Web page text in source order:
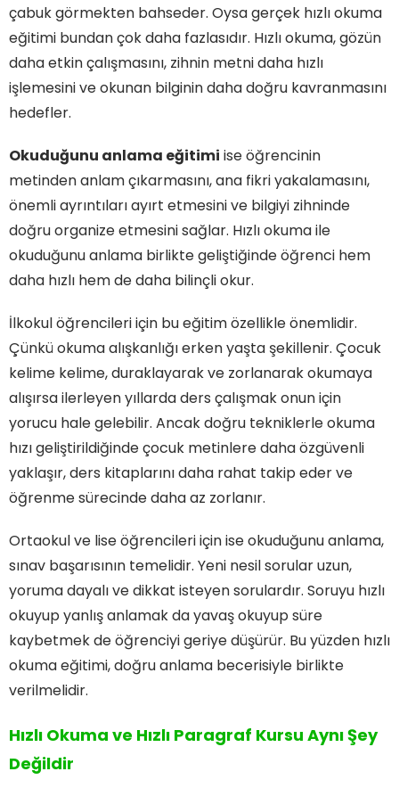
çabuk görmekten bahseder. Oysa gerçek hızlı okuma
eğitimi bundan çok daha fazlasıdır. Hızlı okuma, gözün
daha etkin çalışmasını, zihnin metni daha hızlı
işlemesini ve okunan bilginin daha doğru kavranmasını
hedefler.
Okuduğunu anlama eğitimi ise öğrencinin
metinden anlam çıkarmasını, ana fikri yakalamasını,
önemli ayrıntıları ayırt etmesini ve bilgiyi zihninde
doğru organize etmesini sağlar. Hızlı okuma ile
okuduğunu anlama birlikte geliştiğinde öğrenci hem
daha hızlı hem de daha bilinçli okur.
İlkokul öğrencileri için bu eğitim özellikle önemlidir.
Çünkü okuma alışkanlığı erken yaşta şekillenir. Çocuk
kelime kelime, duraklayarak ve zorlanarak okumaya
alışırsa ilerleyen yıllarda ders çalışmak onun için
yorucu hale gelebilir. Ancak doğru tekniklerle okuma
hızı geliştirildiğinde çocuk metinlere daha özgüvenli
yaklaşır, ders kitaplarını daha rahat takip eder ve
öğrenme sürecinde daha az zorlanır.
Ortaokul ve lise öğrencileri için ise okuduğunu anlama,
sınav başarısının temelidir. Yeni nesil sorular uzun,
yoruma dayalı ve dikkat isteyen sorulardır. Soruyu hızlı
okuyup yanlış anlamak da yavaş okuyup süre
kaybetmek de öğrenciyi geriye düşürür. Bu yüzden hızlı
okuma eğitimi, doğru anlama becerisiyle birlikte
verilmelidir.
Hızlı Okuma ve Hızlı Paragraf Kursu Aynı Şey
Değildir